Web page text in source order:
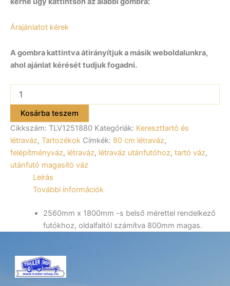
Árajánlatot kérek
A gombra kattintva átirányítjuk a másik weboldalunkra,
ahol ajánlat kérését tudjuk fogadni.
magas
ALFA
12518,
22518,
42518
utánfutóhoz
mennyiség
Kosárba teszem
Cikkszám: TLV1251880 Kategóriák: Kereszttartó és
létraváz, Tartozékok Címkék: 80 cm létraváz,
felépítményváz, létraváz, létraváz utánfutóhoz, tartó váz,
utánfutó magasító váz
Leírás
További információk
2560mm x 1800mm -s belső mérettel rendelkező
futókhoz, oldalfaltól számítva 800mm magas.